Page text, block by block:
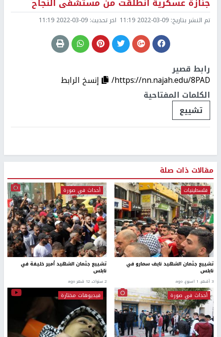
جنازة عسكرية انطلقت من مستشفى النجاح
تم النشر بتاريخ: 2022-03-09 11:19 اخر تحديث: 2022-03-09 11:19
رابط قصير
https://nn.najah.edu/8PAD/
إنسخ الرابط
الكلمات المفتاحية
تشييع
مقالات ذات صلة
فلسطينيات
تشييع جثمان الشهيد نايف سمارو في
نابلس
3 أشهر، 1 اسبوع. ago
أحداث في صورة
تشييع جثمان الشهيد أمير خليفة في
نابلس
2 سنوات، 12 شهر ago
أحداث في صورة فيديوهات مختارة